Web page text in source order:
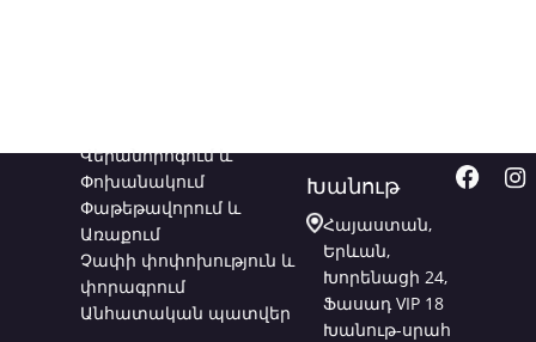
Վերանորոգում և
Փոխանակում
Փաթեթավորում և
Առաքում
Չափի փոփոխություն և
փորագրում
Անհատական պատվեր
Խանութ
Հայաստան,
Երևան,
Խորենացի 24,
Ֆասադ VIP 18
Խանութ-սրահ